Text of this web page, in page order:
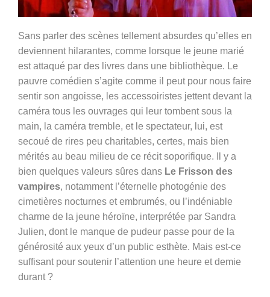
Sans parler des scènes tellement absurdes qu’elles en
deviennent hilarantes, comme lorsque le jeune marié
est attaqué par des livres dans une bibliothèque. Le
pauvre comédien s’agite comme il peut pour nous faire
sentir son angoisse, les accessoiristes jettent devant la
caméra tous les ouvrages qui leur tombent sous la
main, la caméra tremble, et le spectateur, lui, est
secoué de rires peu charitables, certes, mais bien
mérités au beau milieu de ce récit soporifique. Il y a
bien quelques valeurs sûres dans Le Frisson des
vampires, notamment l’éternelle photogénie des
cimetières nocturnes et embrumés, ou l’indéniable
charme de la jeune héroïne, interprétée par Sandra
Julien, dont le manque de pudeur passe pour de la
générosité aux yeux d’un public esthète. Mais est-ce
suffisant pour soutenir l’attention une heure et demie
durant ?